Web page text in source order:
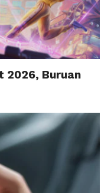
2026, Buruan